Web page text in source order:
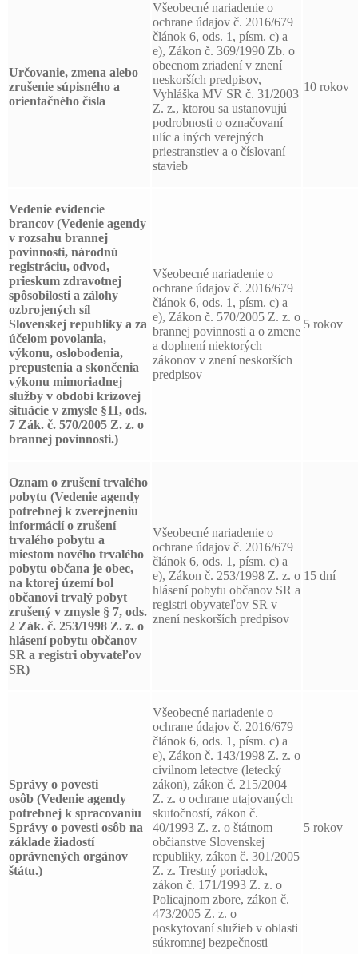
Určovanie, zmena alebo
zrušenie súpisného a
orientačného čísla
Všeobecné nariadenie o
ochrane údajov č. 2016/679
článok 6, ods. 1, písm. c) a
e), Zákon č. 369/1990 Zb. o
obecnom zriadení v znení
neskorších predpisov,
Vyhláška MV SR č. 31/2003
Z. z., ktorou sa ustanovujú
podrobnosti o označovaní
ulíc a iných verejných
priestranstiev a o číslovaní
stavieb
10 rokov
Vedenie evidencie
brancov (Vedenie agendy
v rozsahu brannej
povinnosti, národnú
registráciu, odvod,
prieskum zdravotnej
spôsobilosti a zálohy
ozbrojených síl
Slovenskej republiky a za
účelom povolania,
výkonu, oslobodenia,
prepustenia a skončenia
výkonu mimoriadnej
služby v období krízovej
situácie v zmysle §11, ods.
7 Zák. č. 570/2005 Z. z. o
brannej povinnosti.)
Všeobecné nariadenie o
ochrane údajov č. 2016/679
článok 6, ods. 1, písm. c) a
e), Zákon č. 570/2005 Z. z. o
brannej povinnosti a o zmene
a doplnení niektorých
zákonov v znení neskorších
predpisov
5 rokov
Oznam o zrušení trvalého
pobytu (Vedenie agendy
potrebnej k zverejneniu
informácií o zrušení
trvalého pobytu a
miestom nového trvalého
pobytu občana je obec,
na ktorej území bol
občanovi trvalý pobyt
zrušený v zmysle § 7, ods.
2 Zák. č. 253/1998 Z. z. o
hlásení pobytu občanov
SR a registri obyvateľov
SR)
Všeobecné nariadenie o
ochrane údajov č. 2016/679
článok 6, ods. 1, písm. c) a
e), Zákon č. 253/1998 Z. z. o
hlásení pobytu občanov SR a
registri obyvateľov SR v
znení neskorších predpisov
15 dní
Správy o povesti
osôb (Vedenie agendy
potrebnej k spracovaniu
Správy o povesti osôb na
základe žiadostí
oprávnených orgánov
štátu.)
Všeobecné nariadenie o
ochrane údajov č. 2016/679
článok 6, ods. 1, písm. c) a
e), Zákon č. 143/1998 Z. z. o
civilnom letectve (letecký
zákon), zákon č. 215/2004
Z. z. o ochrane utajovaných
skutočností, zákon č.
40/1993 Z. z. o štátnom
občianstve Slovenskej
republiky, zákon č. 301/2005
Z. z. Trestný poriadok,
zákon č. 171/1993 Z. z. o
Policajnom zbore, zákon č.
473/2005 Z. z. o
poskytovaní služieb v oblasti
súkromnej bezpečnosti
5 rokov